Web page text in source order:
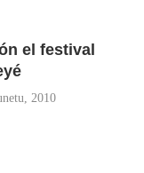
el festival
2010